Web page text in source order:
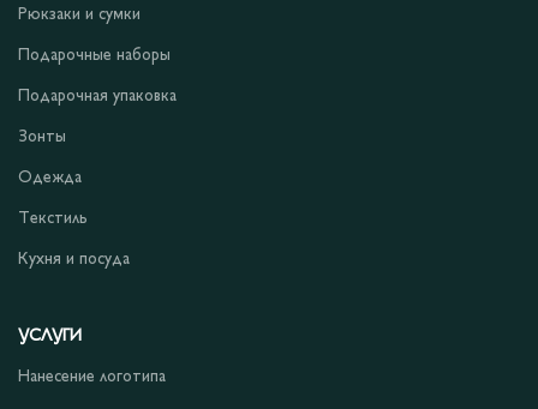
Рюкзаки и сумки
Подарочные наборы
Подарочная упаковка
Зонты
Одежда
Текстиль
Кухня и посуда
УСЛУГИ
Нанесение логотипа